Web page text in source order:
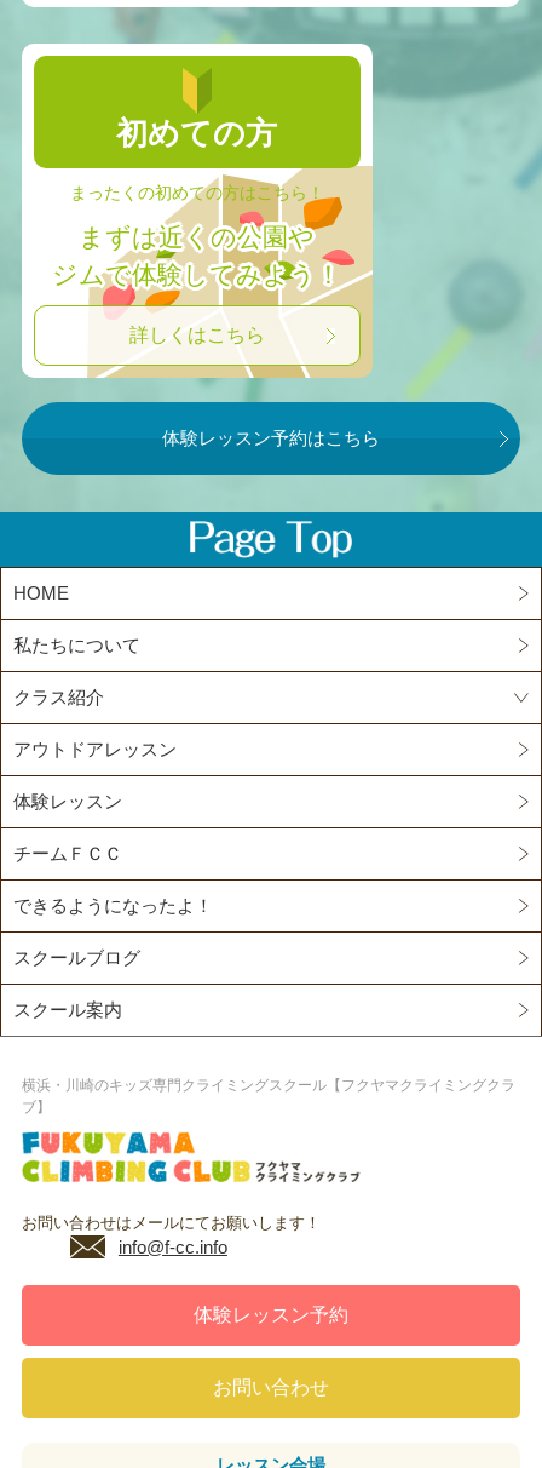
初めての方
まったくの初めての方はこちら！
まずは近くの公園や
ジムで体験してみよう！
詳しくはこちら
体験レッスン予約はこちら
HOME
私たちについて
クラス紹介
アウトドアレッスン
体験レッスン
チームＦＣＣ
できるようになったよ！
スクールブログ
スクール案内
横浜・川崎のキッズ専門クライミングスクール【フクヤマクライミングクラ
ブ】
お問い合わせはメールにてお願いします！
info@f-cc.info
体験レッスン予約
お問い合わせ